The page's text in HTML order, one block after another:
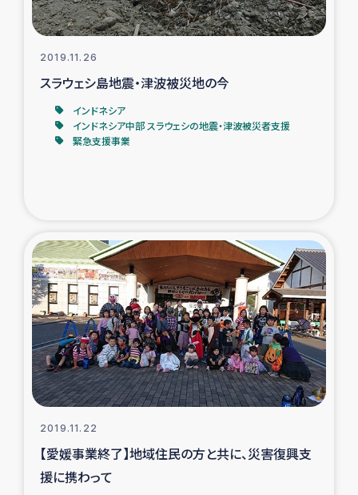
2019.11.26
スラウェシ島地震・津波被災地の今
インドネシア
インドネシア中部 スラウェシの地震・津波被災者支援
緊急支援事業
2019.11.22
【愛媛事業終了】地域住民の方と共に、災害復興支
援に携わって